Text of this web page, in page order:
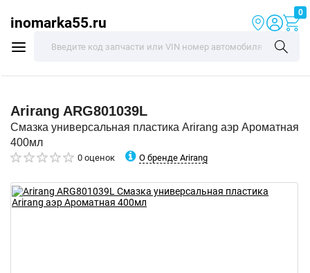
inomarka55.ru
0
Arirang ARG801039L
Смазка универсальная пластика Arirang аэр Ароматная
400мл
0 оценок О бренде Arirang